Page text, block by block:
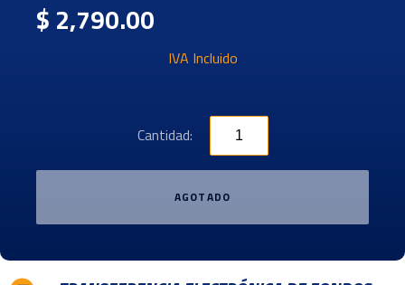
$ 2,790.00
IVA Incluido
Cantidad:
AGOTADO